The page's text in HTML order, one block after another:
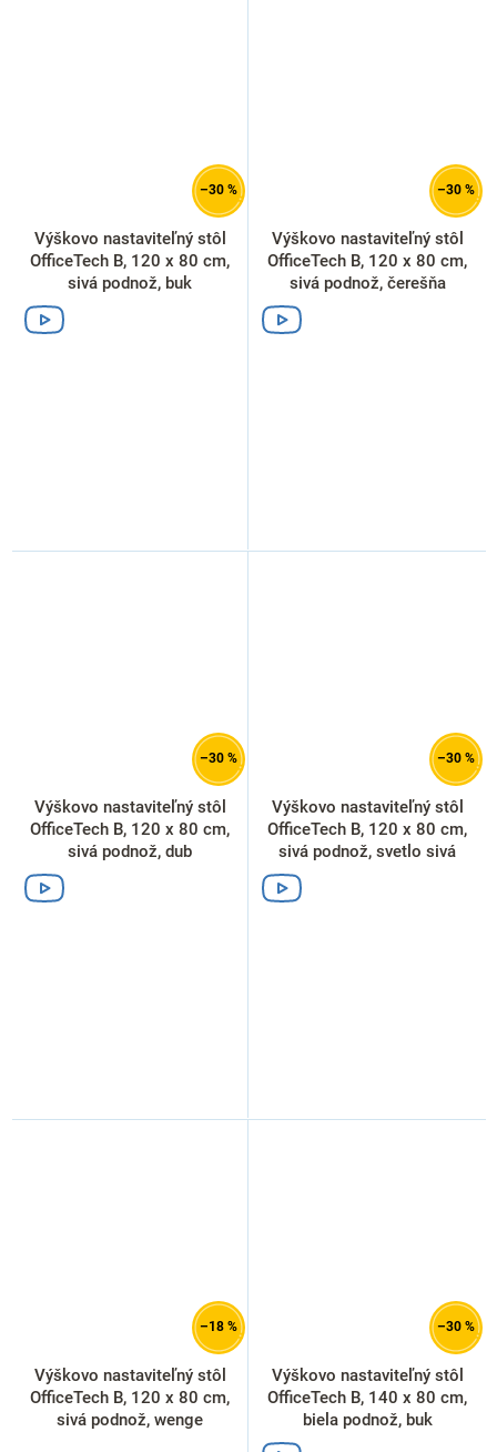
–30 %
Výškovo nastaviteľný stôl
OfficeTech B, 120 x 80 cm,
sivá podnož, buk
–30 %
Výškovo nastaviteľný stôl
OfficeTech B, 120 x 80 cm,
sivá podnož, čerešňa
–30 %
Výškovo nastaviteľný stôl
OfficeTech B, 120 x 80 cm,
sivá podnož, dub
–30 %
Výškovo nastaviteľný stôl
OfficeTech B, 120 x 80 cm,
sivá podnož, svetlo sivá
–18 %
Výškovo nastaviteľný stôl
OfficeTech B, 120 x 80 cm,
sivá podnož, wenge
–30 %
Výškovo nastaviteľný stôl
OfficeTech B, 140 x 80 cm,
biela podnož, buk